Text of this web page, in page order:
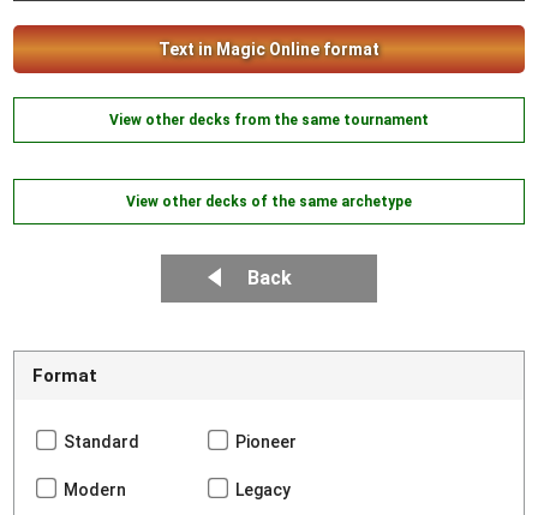
Text in Magic Online format
View other decks from the same tournament
View other decks of the same archetype
Back
Format
Standard Pioneer
Modern Legacy